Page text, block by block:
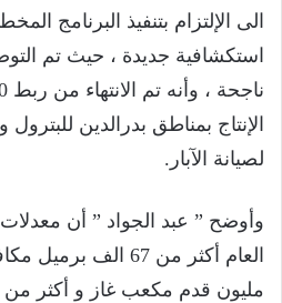
الإنتاج بمناطق بدرالدين
لصيانة الآبار.
وأوضح ” عبد الجواد ” أن معدلات